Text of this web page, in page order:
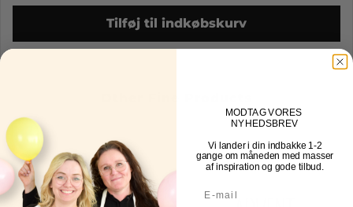
Tilføj til indkøbskurv
MODTAG VORES
NYHEDSBREV
Vi lander i din indbakke 1-2
gange om måneden med masser
af inspiration og gode tilbud.